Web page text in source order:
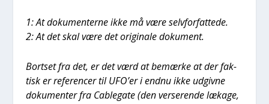
1: At doku­men­ter­ne ikke må være selv­for­fat­te­de.
2: At det skal være det ori­gi­na­le doku­ment.
Bort­set fra det, er det værd at bemær­ke at der fak­
tisk er refe­ren­cer til UFO’er i end­nu ikke udgiv­ne
doku­men­ter fra Cab­le­ga­te (den ver­se­ren­de læka­ge,